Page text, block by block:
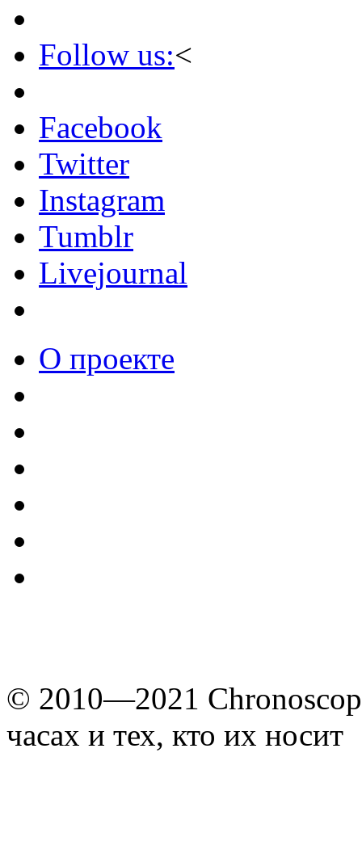
Follow us:<
Facebook
Twitter
Instagram
Tumblr
Livejournal
О проекте
© 2010—2021
часах и тех, кто их носит